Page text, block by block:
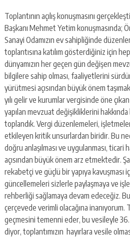
Toplantının açılış konuşmasını
Başkanı Mehmet Yetim konuşmasında;
Sanayi Odamızın ev sahipliğinde
toplantısına katılım gösterdiğiniz için
dünyamızın her geçen gün değişen
bilgilere sahip olması, faaliyetlerini
yürütmesi açısından büyük önem
yılı gelir ve kurumlar vergisinde öne
yapılan mevzuat değişikliklerini hakkında
toplandık. Vergi düzenlemeleri,
etkileyen kritik unsurlardan biridir. Bu
doğru anlaşılması ve uygulanması, ticari
açısından büyük önem arz etmektedir.
rekabetçi ve güçlü bir yapıya kavuşması
güncellemeleri sizlerle paylaşmaya ve
rehberliği sağlamaya devam edeceğiz.
çerçevede verimli olacağına inanıyorum.
geçmesini temenni eder, bu vesileyle
diyor, toplantımızın hayırlara vesile